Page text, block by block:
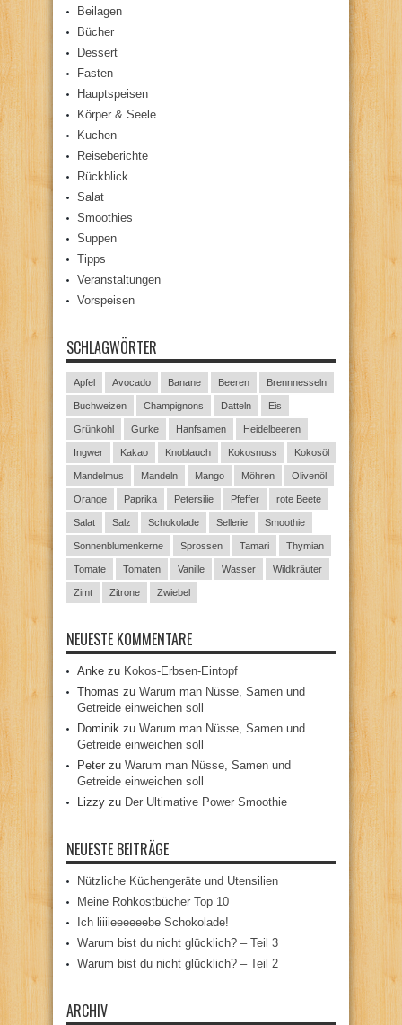
Beilagen
Bücher
Dessert
Fasten
Hauptspeisen
Körper & Seele
Kuchen
Reiseberichte
Rückblick
Salat
Smoothies
Suppen
Tipps
Veranstaltungen
Vorspeisen
SCHLAGWÖRTER
Apfel Avocado Banane Beeren Brennnesseln
Buchweizen Champignons Datteln Eis
Grünkohl Gurke Hanfsamen Heidelbeeren
Ingwer Kakao Knoblauch Kokosnuss Kokosöl
Mandelmus Mandeln Mango Möhren Olivenöl
Orange Paprika Petersilie Pfeffer rote Beete
Salat Salz Schokolade Sellerie Smoothie
Sonnenblumenkerne Sprossen Tamari Thymian
Tomate Tomaten Vanille Wasser Wildkräuter
Zimt Zitrone Zwiebel
NEUESTE KOMMENTARE
Anke zu Kokos-Erbsen-Eintopf
Thomas zu Warum man Nüsse, Samen und
Getreide einweichen soll
Dominik zu Warum man Nüsse, Samen und
Getreide einweichen soll
Peter zu Warum man Nüsse, Samen und
Getreide einweichen soll
Lizzy zu Der Ultimative Power Smoothie
NEUESTE BEITRÄGE
Nützliche Küchengeräte und Utensilien
Meine Rohkostbücher Top 10
Ich liiiieeeeeebe Schokolade!
Warum bist du nicht glücklich? – Teil 3
Warum bist du nicht glücklich? – Teil 2
ARCHIV